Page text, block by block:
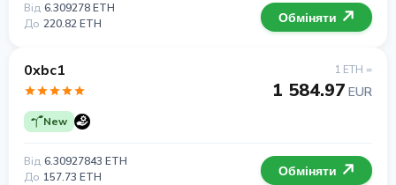
Від 6.309278 ETH
До 220.82 ETH Обміняти
0xbc1
New
1 ETH =
1 584.97 EUR
Від 6.30927843 ETH
До 157.73 ETH Обміняти